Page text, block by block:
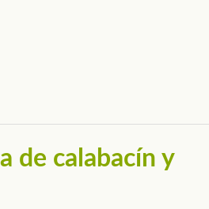
de calabacín y